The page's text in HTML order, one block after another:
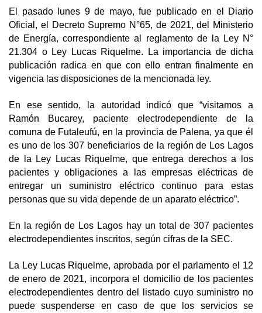
El pasado lunes 9 de mayo, fue publicado en el Diario
Oficial, el Decreto Supremo N°65, de 2021, del Ministerio
de Energía, correspondiente al reglamento de la Ley N°
21.304 o Ley Lucas Riquelme. La importancia de dicha
publicación radica en que con ello entran finalmente en
vigencia las disposiciones de la mencionada ley.
En ese sentido, la autoridad indicó que “visitamos a
Ramón Bucarey, paciente electrodependiente de la
comuna de Futaleufú, en la provincia de Palena, ya que él
es uno de los 307 beneficiarios de la región de Los Lagos
de la Ley Lucas Riquelme, que entrega derechos a los
pacientes y obligaciones a las empresas eléctricas de
entregar un suministro eléctrico continuo para estas
personas que su vida depende de un aparato eléctrico”.
En la región de Los Lagos hay un total de 307 pacientes
electrodependientes inscritos, según cifras de la SEC.
La Ley Lucas Riquelme, aprobada por el parlamento el 12
de enero de 2021, incorpora el domicilio de los pacientes
electrodependientes dentro del listado cuyo suministro no
puede suspenderse en caso de que los servicios se